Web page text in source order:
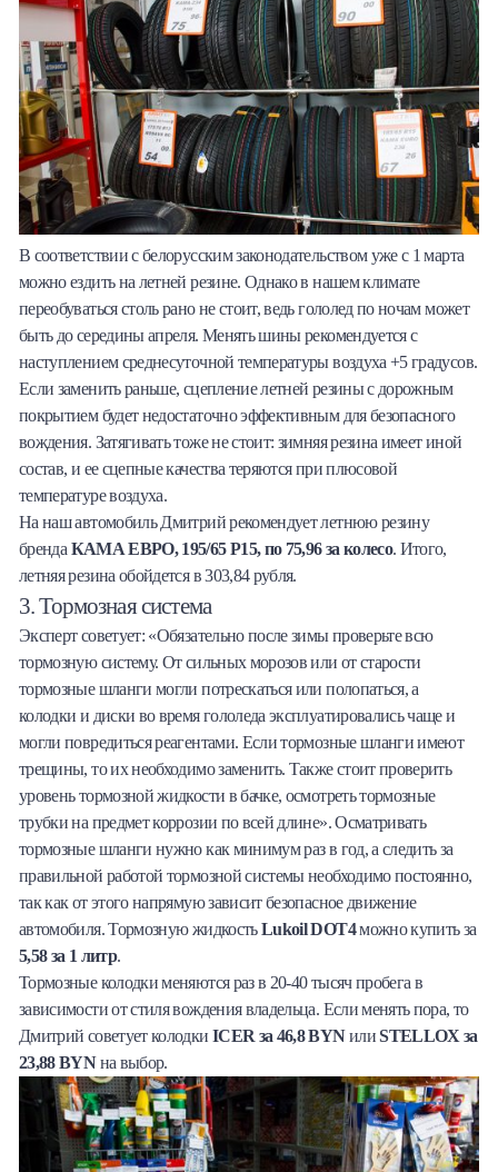
В соответствии с белорусским законодательством уже с 1 марта
можно ездить на летней резине. Однако в нашем климате
переобуваться столь рано не стоит, ведь гололед по ночам может
быть до середины апреля. Менять шины рекомендуется с
наступлением среднесуточной температуры воздуха +5 градусов.
Если заменить раньше, сцепление летней резины с дорожным
покрытием будет недостаточно эффективным для безопасного
вождения. Затягивать тоже не стоит: зимняя резина имеет иной
состав, и ее сцепные качества теряются при плюсовой
температуре воздуха.
На наш автомобиль Дмитрий рекомендует летнюю резину
бренда КАМА ЕВРО, 195/65 Р15, по 75,96 за колесо. Итого,
летняя резина обойдется в 303,84 рубля.
3. Тормозная система
Эксперт советует: «Обязательно после зимы проверьте всю
тормозную систему. От сильных морозов или от старости
тормозные шланги могли потрескаться или полопаться, а
колодки и диски во время гололеда эксплуатировались чаще и
могли повредиться реагентами. Если тормозные шланги имеют
трещины, то их необходимо заменить. Также стоит проверить
уровень тормозной жидкости в бачке, осмотреть тормозные
трубки на предмет коррозии по всей длине». Осматривать
тормозные шланги нужно как минимум раз в год, а следить за
правильной работой тормозной системы необходимо постоянно,
так как от этого напрямую зависит безопасное движение
автомобиля. Тормозную жидкостьLukoil DOT4можно купить за
5,58 за 1 литр.
Тормозные колодки меняются раз в 20-40 тысяч пробега в
зависимости от стиля вождения владельца. Если менять пора, то
Дмитрий советует колодки ICER за 46,8 BYNилиSTELLOX за
23,88 BYNна выбор.